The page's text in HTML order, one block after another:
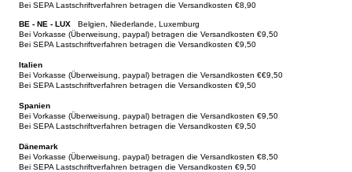
Bei SEPA Lastschriftverfahren betragen die Versandkosten €8,90
BE - NE - LUX
Belgien, Niederlande, Luxemburg
Bei Vorkasse (Überweisung, paypal) betragen die Versandkosten €9,50
Bei SEPA Lastschriftverfahren betragen die Versandkosten €9,50
Italien
Bei Vorkasse (Überweisung, paypal) betragen die Versandkosten €€9,50
Bei SEPA Lastschriftverfahren betragen die Versandkosten €9,50
Spanien
Bei Vorkasse (Überweisung, paypal) betragen die Versandkosten €9,50
Bei SEPA Lastschriftverfahren betragen die Versandkosten €9,50
Dänemark
Bei Vorkasse (Überweisung, paypal) betragen die Versandkosten €8,50
Bei SEPA Lastschriftverfahren betragen die Versandkosten €9,50